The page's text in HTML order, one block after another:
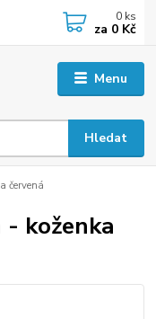
Menu
Hledat
0 ks
za 0 Kč
červená
koženka